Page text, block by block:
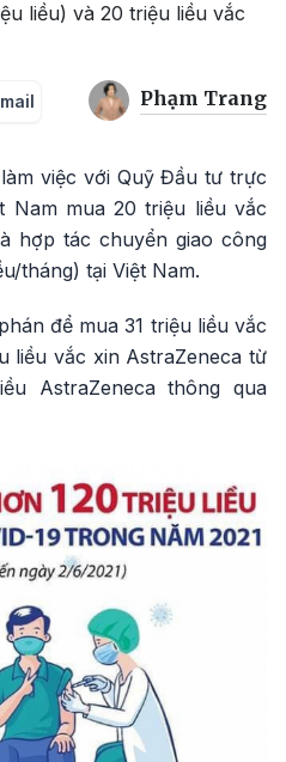
liều) và 20 triệu liều vắc
Phạm Trang
việc với Quỹ Đầu tư trực
Nam mua 20 triệu liều vắc
hợp tác chuyển giao công
tháng) tại Việt Nam.
để mua 31 triệu liều vắc
liều vắc xin AstraZeneca từ
AstraZeneca thông qua